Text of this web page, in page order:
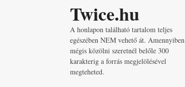
Twice.hu
A honlapon található tartalom teljes
egészében NEM vehető át. Amennyiben
mégis közölni szeretnél belőle 300
karakterig a forrás megjelölésével
megteheted.